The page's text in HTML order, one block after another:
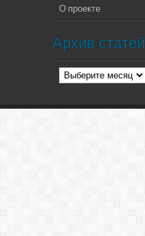
О проекте
Архив статей
Архив
статей